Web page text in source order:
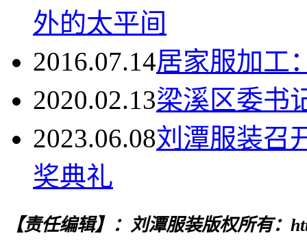
外的太平间
2016.07.14居家服加工
2020.02.13梁溪区委书
2023.06.08刘潭服装召
奖典礼
【责任编辑】：刘潭服装版权所有：